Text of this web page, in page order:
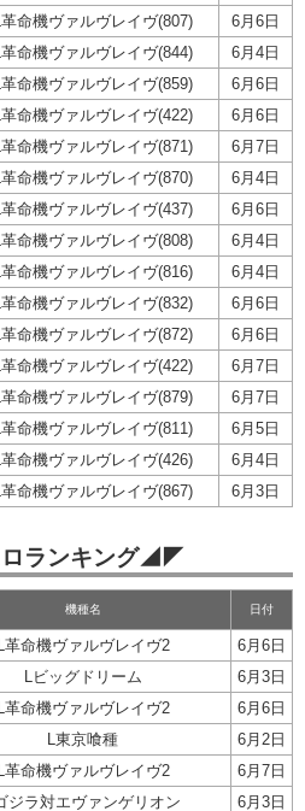
L革命機ヴァルヴレイヴ(807)
6月6日
L革命機ヴァルヴレイヴ(844)
6月4日
L革命機ヴァルヴレイヴ(859)
6月6日
L革命機ヴァルヴレイヴ(422)
6月6日
L革命機ヴァルヴレイヴ(871)
6月7日
L革命機ヴァルヴレイヴ(870)
6月4日
L革命機ヴァルヴレイヴ(437)
6月6日
L革命機ヴァルヴレイヴ(808)
6月4日
L革命機ヴァルヴレイヴ(816)
6月4日
L革命機ヴァルヴレイヴ(832)
6月6日
L革命機ヴァルヴレイヴ(872)
6月6日
L革命機ヴァルヴレイヴ(422)
6月7日
L革命機ヴァルヴレイヴ(879)
6月7日
L革命機ヴァルヴレイヴ(811)
6月5日
L革命機ヴァルヴレイヴ(426)
6月4日
L革命機ヴァルヴレイヴ(867) 6月3日
ランキング◢◤
機種名 日付
L革命機ヴァルヴレイヴ2
6月6日
Lビッグドリーム
6月3日
L革命機ヴァルヴレイヴ2
6月6日
L東京喰種
6月2日
L革命機ヴァルヴレイヴ2
6月7日
ジラ対エヴァンゲリオン
6月3日